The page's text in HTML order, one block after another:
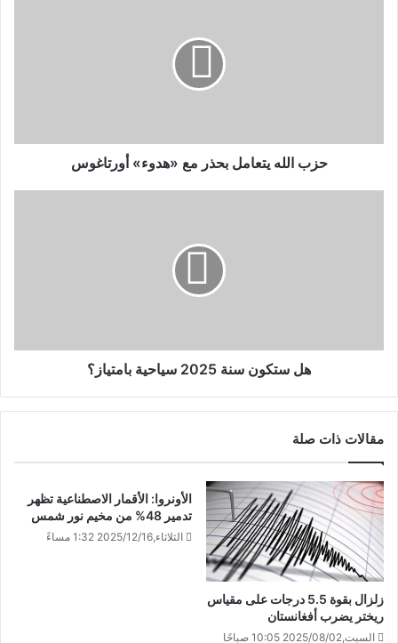
حزب الله يتعامل بحذر مع «هدوء» أورتاغوس
هل ستكون سنة 2025 سياحية بامتياز؟
مقالات ذات صلة
زلزال بقوة 5.5 درجات على مقياس
ريختر يضرب أفغانستان
السبت,2025/08/02 10:05 صباحًا
الأونروا: الأقمار الاصطناعية تظهر
تدمير 48% من مخيم نور شمس
الثلاثاء,2025/12/16 1:32 مساءً